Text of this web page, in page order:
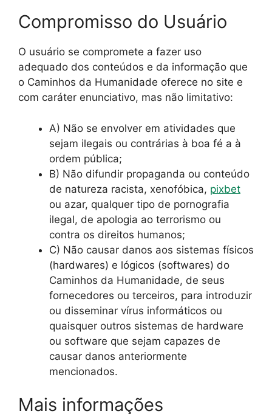
Compromisso do Usuário
O usuário se compromete a fazer uso
adequado dos conteúdos e da informação que
o Caminhos da Humanidade oferece no site e
com caráter enunciativo, mas não limitativo:
A) Não se envolver em atividades que
sejam ilegais ou contrárias à boa fé a à
ordem pública;
B) Não difundir propaganda ou conteúdo
de natureza racista, xenofóbica, pixbet
ou azar, qualquer tipo de pornografia
ilegal, de apologia ao terrorismo ou
contra os direitos humanos;
C) Não causar danos aos sistemas físicos
(hardwares) e lógicos (softwares) do
Caminhos da Humanidade, de seus
fornecedores ou terceiros, para introduzir
ou disseminar vírus informáticos ou
quaisquer outros sistemas de hardware
ou software que sejam capazes de
causar danos anteriormente
mencionados.
Mais informações